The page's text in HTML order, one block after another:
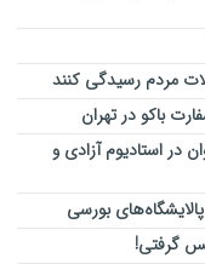
مردم رسیدگی کنند
باکو در تهران
در استادیوم آزادی و
بورسی
گرفتی!